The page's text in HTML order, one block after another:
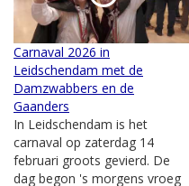
Carnaval 2026 in
Leidschendam met de
Damzwabbers en de
Gaanders
In Leidschendam is het
carnaval op zaterdag 14
februari groots gevierd. De
dag begon 's morgens vroeg